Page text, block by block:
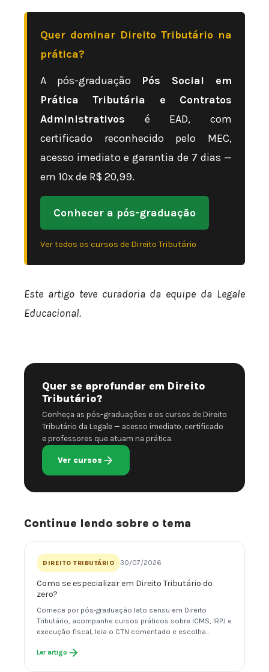
Quer dominar Direito Tributário na
prática?
A pós-graduação Pós Social em
Prática Tributária e Contratos
Administrativos é EAD, com
certificado reconhecido pelo MEC,
acesso imediato e garantia de 7 dias —
em 10x de R$ 20,99.
Conhecer a pós-graduação
Ver todos os cursos de Direito Tributário
Este artigo teve curadoria da equipe da Legale
Educacional.
Quer se aprofundar em Direito
Tributário?
Conheça as pós-graduações e os cursos de Direito
Tributário da Legale — acesso imediato, certificado
e professores que atuam na prática.
Ver cursos
Continue lendo sobre o tema
DIREITO TRIBUTÁRIO 30/07/2026
Como se especializar em Direito Tributário do
zero?
Comece por pós-graduação lato sensu em Direito
Tributário, acompanhe cursos práticos sobre ICMS, IRPJ e
execução fiscal, leia o CTN comentado e escolha…
Ler artigo